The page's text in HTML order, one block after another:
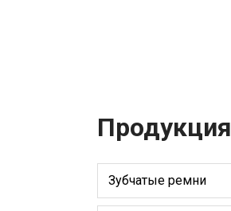
Продукция
Зубчатые ремни